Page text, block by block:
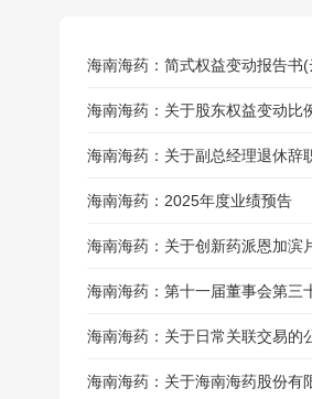
海南海药：简式权益变动报告书
海南海药：关于股东权益变动比
海南海药：关于副总经理退休辞
海南海药：2025年度业绩预告
海南海药：关于创新药派恩加滨
海南海药：第十一届董事会第三
海南海药：关于日常关联交易的
海南海药：关于海南海药股份有